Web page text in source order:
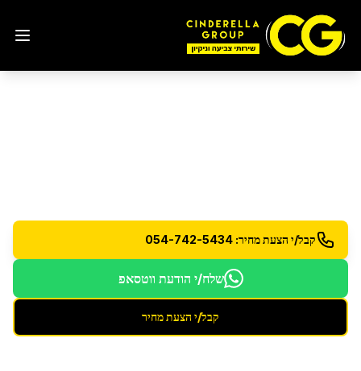
קבל/י הצעת מחיר: 054-742-5434
שלח/י הודעת ווטסאפ
קבל/י הצעת מחיר